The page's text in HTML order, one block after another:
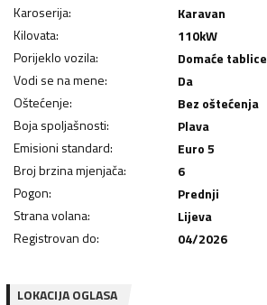
Karoserija:
Karavan
Kilovata: 110kW
Porijeklo vozila:
Domaće tablice
Vodi se na mene:
Da
Oštećenje:
Bez oštećenja
Boja spoljašnosti:
Plava
Emisioni standard:
Euro 5
Broj brzina mjenjača:
6
Pogon:
Prednji
Strana volana:
Lijeva
Registrovan do: 04/2026
LOKACIJA OGLASA